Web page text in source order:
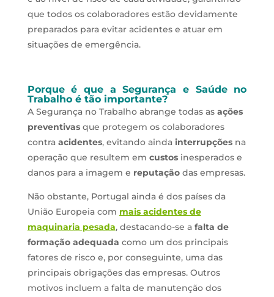
que todos os colaboradores estão devidamente
preparados para evitar acidentes e atuar em
situações de emergência.
Porque é que a Segurança e Saúde no
Trabalho é tão importante?
A Segurança no Trabalho abrange todas as ações
preventivasque protegem os colaboradores
contra acidentes, evitando ainda interrupçõesna
operação que resultem em custosinesperados e
danos para a imagem e reputaçãodas empresas.
Não obstante, Portugal ainda é dos países da
União Europeia com mais acidentes de
maquinaria pesada, destacando-se a falta de
formação adequada como um dos principais
fatores de risco e, por conseguinte, uma das
principais obrigações das empresas. Outros
motivos incluem a falta de manutenção dos